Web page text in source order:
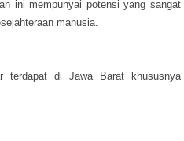
ini mempunyai potensi yang sangat
manusia.
terdapat di Jawa Barat khususnya